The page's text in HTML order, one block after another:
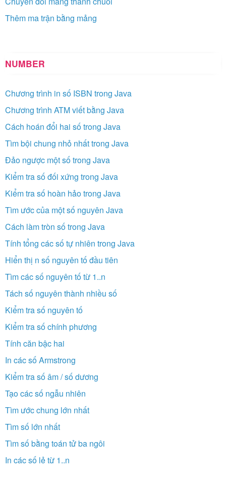
Thêm ma trận bằng mảng
NUMBER
Chương trình in số ISBN trong Java
Chương trình ATM viết bằng Java
Cách hoán đổi hai số trong Java
Tìm bội chung nhỏ nhất trong Java
Đảo ngược một số trong Java
Kiểm tra số đối xứng trong Java
Kiểm tra số hoàn hảo trong Java
Tìm ước của một số nguyên Java
Cách làm tròn số trong Java
Tính tổng các số tự nhiên trong Java
Hiển thị n số nguyên tố đầu tiên
Tìm các số nguyên tố từ 1..n
Tách số nguyên thành nhiều số
Kiểm tra số nguyên tố
Kiểm tra số chính phương
Tính căn bậc hai
In các số Armstrong
Kiểm tra số âm / số dương
Tạo các số ngẫu nhiên
Tìm ước chung lớn nhất
Tìm số lớn nhất
Tìm số bằng toán tử ba ngôi
In các số lẻ từ 1..n